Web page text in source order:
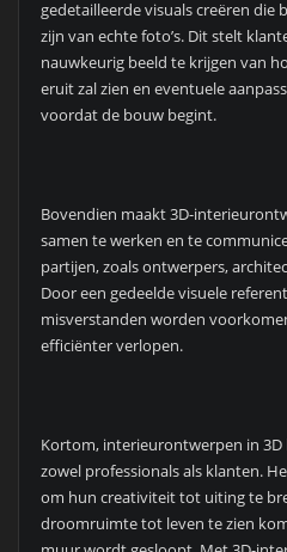
gedetailleerde visuals creëren die
zijn van echte foto’s. Dit stelt
nauwkeurig beeld te krijgen van
eruit zal zien en eventuele
voordat de bouw begint.
Bovendien maakt 3D-
samen te werken en te
partijen, zoals ontwerpers,
Door een gedeelde visuele
misverstanden worden
efficiënter verlopen.
Kortom, interieurontwerpen in
zowel professionals als klanten.
om hun creativiteit tot uiting te
droomruimte tot leven te zien